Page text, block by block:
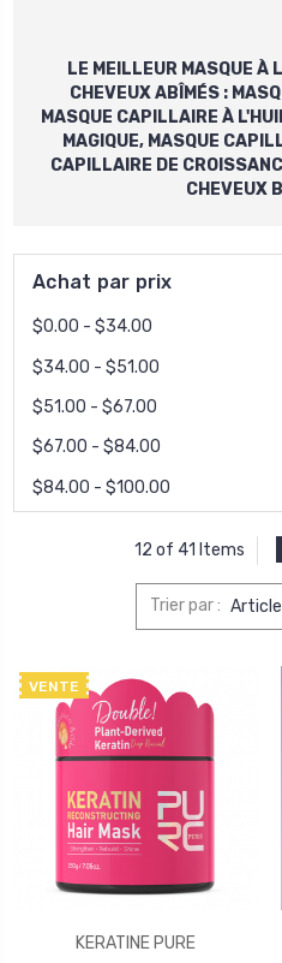
LE MEILLEUR MASQUE À
CHEVEUX ABÎMÉS :
MASQUE CAPILLAIRE À
MAGIQUE, MASQUE
CAPILLAIRE DE
CHEVEUX
Achat par prix
$0.00 - $34.00
$34.00 - $51.00
$51.00 - $67.00
$67.00 - $84.00
$84.00 - $100.00
12 of 41 Items
Trier par :
VENTE
KERATINE PURE